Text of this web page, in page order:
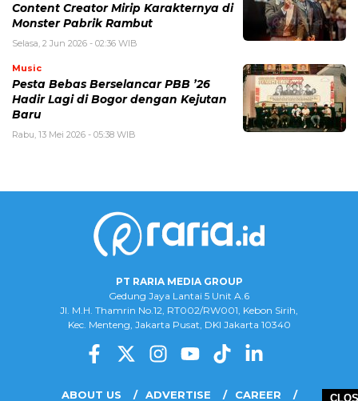
Content Creator Mirip Karakternya di
Monster Pabrik Rambut
Selasa, 2 Jun 2026 - 02:36 WIB
Music
Pesta Bebas Berselancar PBB ’26
Hadir Lagi di Bogor dengan Kejutan
Baru
Rabu, 13 Mei 2026 - 05:38 WIB
PT RARIA MEDIA GROUP
Gedung Jaya Lantai 5 Unit A.6
Jl. M.H. Thamrin No.12, RT002/RW001, Kebon Sirih,
Kec. Menteng, Jakarta Pusat, DKI Jakarta 10340
ABOUT US ADVERTISE CAREER